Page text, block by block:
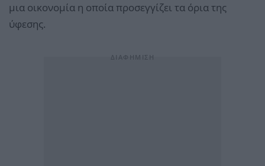
μια οικονομία η οποία προσεγγίζει τα όρια της
ύφεσης.